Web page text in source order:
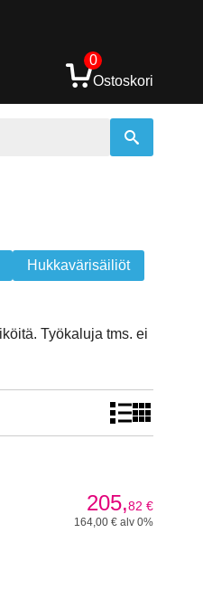
0
Ostoskori
Hukkavärisäiliöt
Työkaluja tms. ei
205,82 €
164,00 € alv 0%